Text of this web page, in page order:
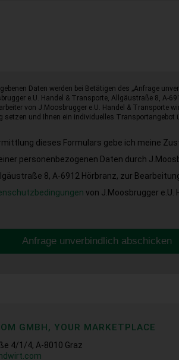
Daten werden bei Betätigen des „Anfrage
e.U. Handel & Transporte, Allgäustraße 8, A-
von J.Moosbrugger e.U. Handel & Transporte
setzen und Ihnen ein individuelles Transportangebot
dieses Formulars gebe ich meine
personenbezogenen Daten durch
8, A-6912 Hörbranz, zur
von J.Moosbrugger e.U.
Anfrage unverbindlich abschicken
GMBH, YOUR MARKETPLACE
4/1/4, A-8010 Graz